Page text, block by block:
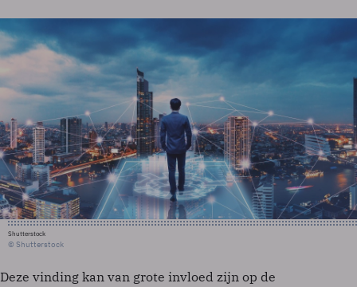
Shutterstock
© Shutterstock
Deze vinding kan van grote invloed zijn op de